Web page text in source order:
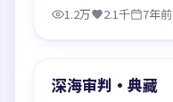
1.2万 2.1千 7年前
最新
深海审判·典藏